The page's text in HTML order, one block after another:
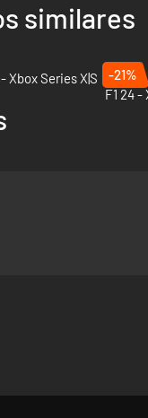
similares
Xbox Series X|S
-21%
F1 24 -